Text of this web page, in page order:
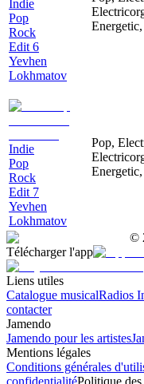
Indie
Pop
Rock
Edit 6
Yevhen
Lokhmatov
Indie
Pop
Rock
Edit 7
Yevhen
Lokhmatov
Pop,
©
Télécharger l'app
Liens utiles
Catalogue musicalRadios
contacter
Jamendo
Jamendo pour les artistes
Mentions légales
Conditions générales
confidentialitéPolitique